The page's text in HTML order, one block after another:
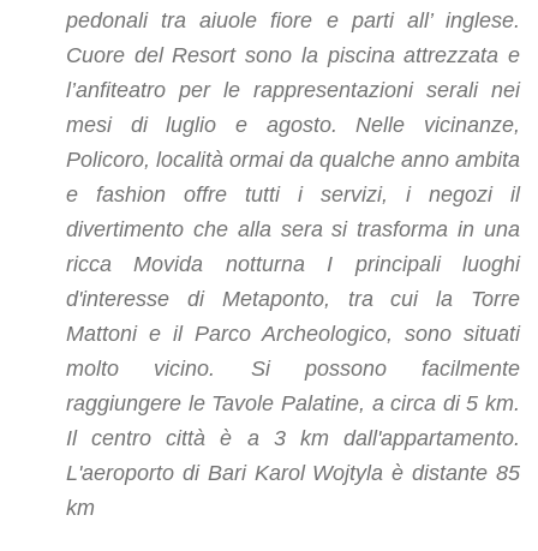
pedonali tra aiuole fiore e parti all’ inglese.
Cuore del Resort sono la piscina attrezzata e
l’anfiteatro per le rappresentazioni serali nei
mesi di luglio e agosto. Nelle vicinanze,
Policoro, località ormai da qualche anno ambita
e fashion offre tutti i servizi, i negozi il
divertimento che alla sera si trasforma in una
ricca Movida notturna I principali luoghi
d'interesse di Metaponto, tra cui la Torre
Mattoni e il Parco Archeologico, sono situati
molto vicino. Si possono facilmente
raggiungere le Tavole Palatine, a circa di 5 km.
Il centro città è a 3 km dall'appartamento.
L'aeroporto di Bari Karol Wojtyla è distante 85
km